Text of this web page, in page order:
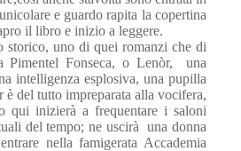
e guardo rapita la copertina
il libro e inizio a leggere.
storico, uno di quei romanzi che di
Pimentel Fonseca, o Lenòr,
una
intelligenza esplosiva, una pupilla
del tutto impreparata alla vocifera,
qui inizierà a frequentare i saloni
del tempo; ne uscirà
una donna
nella famigerata Accademia